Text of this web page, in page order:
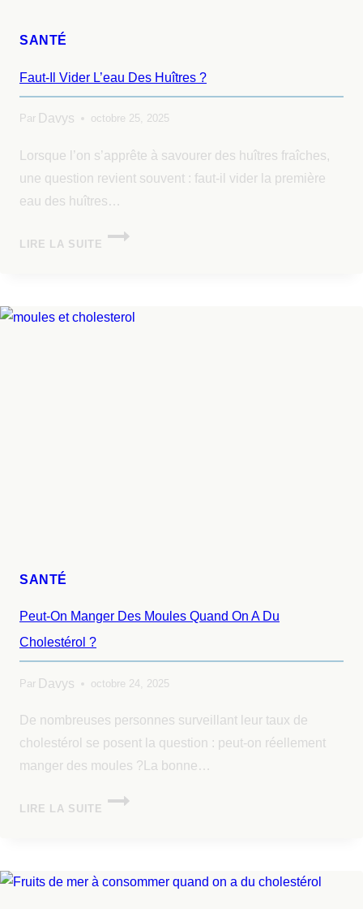
SANTÉ
Faut-Il Vider L’eau Des Huîtres ?
Par Davys octobre 25, 2025
Lorsque l’on s’apprête à savourer des huîtres fraîches,
une question revient souvent : faut-il vider la première
eau des huîtres…
LIRE LA SUITE
SANTÉ
Peut-On Manger Des Moules Quand On A Du
Cholestérol ?
Par Davys octobre 24, 2025
De nombreuses personnes surveillant leur taux de
cholestérol se posent la question : peut-on réellement
manger des moules ?La bonne…
LIRE LA SUITE